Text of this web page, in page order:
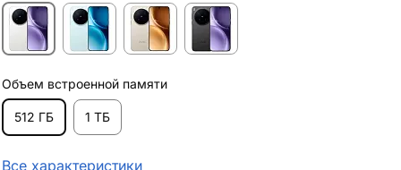
Объем встроенной памяти
512 ГБ 1 ТБ
Все характеристики